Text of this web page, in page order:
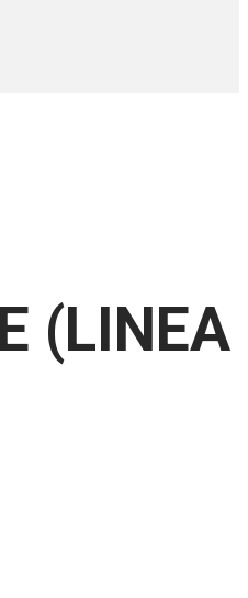
(LINEA